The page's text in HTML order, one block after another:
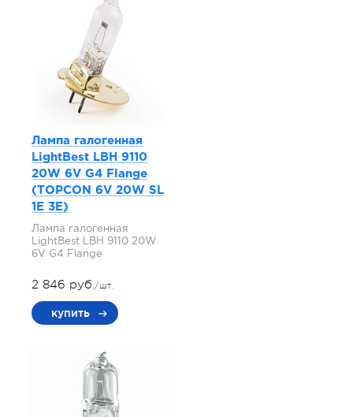
Лампа галогенная
LightBest LBH 9110
20W 6V G4 Flange
(TOPCON 6V 20W SL
1E 3E)
Лампа галогенная
LightBest LBH 9110 20W
6V G4 Flange
2 846 руб./шт.
купить